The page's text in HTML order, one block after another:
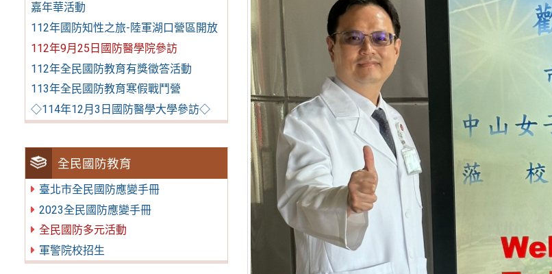
嘉年華活動
112年國防知性之旅-陸軍湖口營區開放
112年9月25日國防醫學院參訪
112年全民國防教育有獎徵答活動
113年全民國防教育寒假戰鬥營
◇114年12月3日國防醫學大學參訪◇
全民國防教育
臺北市全民國防應變手冊
2023全民國防應變手冊
全民國防多元活動
軍警院校招生